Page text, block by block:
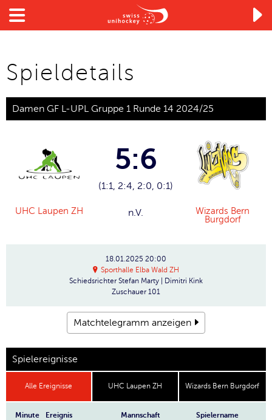

Spieldetails
Damen GF L-UPL Gruppe 1 Runde 14 2024/25
UHC Laupen ZH
5:6
(1:1, 2:4, 2:0, 0:1)
n.V.
Wizards Bern
Burgdorf
18.01.2025 20:00
Sporthalle Elba Wald ZH
Schiedsrichter Stefan Marty | Dimitri Kink
Zuschauer 101
Matchtelegramm anzeigen
Spielereignisse
Alle Ereignisse UHC Laupen ZH Wizards Bern Burgdorf
Minute Ereignis Mannschaft Spielername